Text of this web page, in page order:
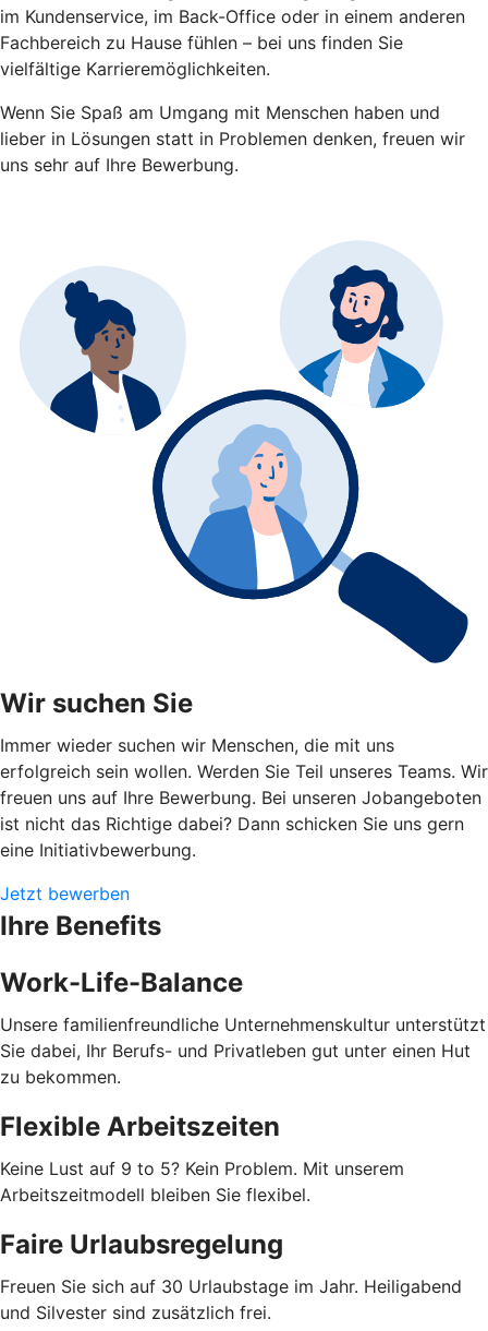
im Kundenservice, im Back-Office oder in einem anderen
Fachbereich zu Hause fühlen – bei uns finden Sie
vielfältige Karrieremöglichkeiten.
Wenn Sie Spaß am Umgang mit Menschen haben und
lieber in Lösungen statt in Problemen denken, freuen wir
uns sehr auf Ihre Bewerbung.
Wir suchen Sie
Immer wieder suchen wir Menschen, die mit uns
erfolgreich sein wollen. Werden Sie Teil unseres Teams. Wir
freuen uns auf Ihre Bewerbung. Bei unseren Jobangeboten
ist nicht das Richtige dabei? Dann schicken Sie uns gern
eine Initiativbewerbung.
Jetzt bewerben
Ihre Benefits
Work-Life-Balance
Unsere familienfreundliche Unternehmenskultur unterstützt
Sie dabei, Ihr Berufs- und Privatleben gut unter einen Hut
zu bekommen.
Flexible Arbeitszeiten
Keine Lust auf 9 to 5? Kein Problem. Mit unserem
Arbeitszeitmodell bleiben Sie flexibel.
Faire Urlaubsregelung
Freuen Sie sich auf 30 Urlaubstage im Jahr. Heiligabend
und Silvester sind zusätzlich frei.